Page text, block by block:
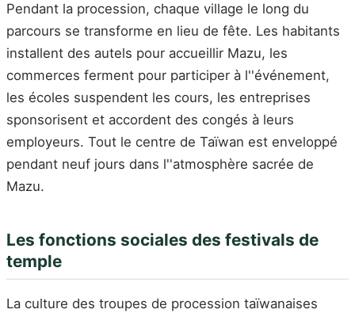
Pendant la procession, chaque village le long du
parcours se transforme en lieu de fête. Les habitants
installent des autels pour accueillir Mazu, les
commerces ferment pour participer à l''événement,
les écoles suspendent les cours, les entreprises
sponsorisent et accordent des congés à leurs
employeurs. Tout le centre de Taïwan est enveloppé
pendant neuf jours dans l''atmosphère sacrée de
Mazu.
Les fonctions sociales des festivals de
temple
La culture des troupes de procession taïwanaises